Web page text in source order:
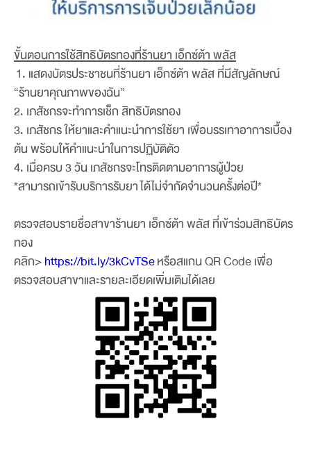
ขั้นตอนการใช้สิทธิบัตรทองที่ร้านยา เอ็กซ์ต้า พลัส
1. แสดงบัตรประชาชนที่ร้านยา เอ็กซ์ต้า พลัส ที่มีสัญลักษณ์
“ร้านยาคุณภาพของฉัน”
2. เภสัชกรจะทำการเช็ก สิทธิบัตรทอง
3. เภสัชกร ให้ยาและคำแนะนำการใช้ยา เพื่อบรรเทาอาการเบื้อง
ต้น พร้อมให้คำแนะนำในการปฏิบัติตัว
4. เมื่อครบ 3 วัน เภสัชกรจะโทรติดตามอาการผู้ป่วย
*สามารถเข้ารับบริการรับยา ได้ไม่จำกัดจำนวนครั้งต่อปี*
ตรวจสอบรายชื่อสาขาร้านยา เอ็กซ์ต้า พลัส ที่เข้าร่วมสิทธิบัตร
ทอง
คลิก>https://bit.ly/3kCvTSeหรือสแกน QR Code เพื่อ
ตรวจสอบสาขาและรายละเอียดเพิ่มเติมได้เลย